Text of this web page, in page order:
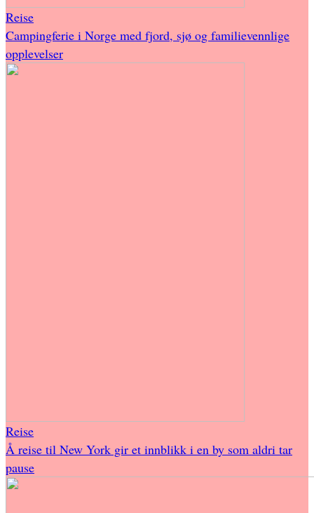
Reise
Campingferie i Norge med fjord, sjø og familievennlige
opplevelser
Reise
Å reise til New York gir et innblikk i en by som aldri tar
pause